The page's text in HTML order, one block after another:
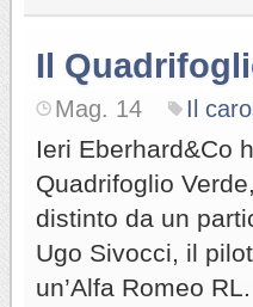
Il
Mag. 14 Il
Ieri Eberhard&Co
Quadrifoglio
distinto da un
Ugo Sivocci, il
un’Alfa Romeo RL.